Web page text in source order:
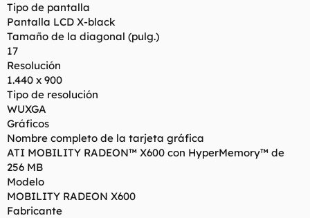
Tipo de pantalla
Pantalla LCD X-black
Tamaño de la diagonal (pulg.)
17
Resolución
1.440 x 900
Tipo de resolución
WUXGA
Gráficos
Nombre completo de la tarjeta gráfica
ATI MOBILITY RADEON™ X600 con HyperMemory™ de
256 MB
Modelo
MOBILITY RADEON X600
Fabricante